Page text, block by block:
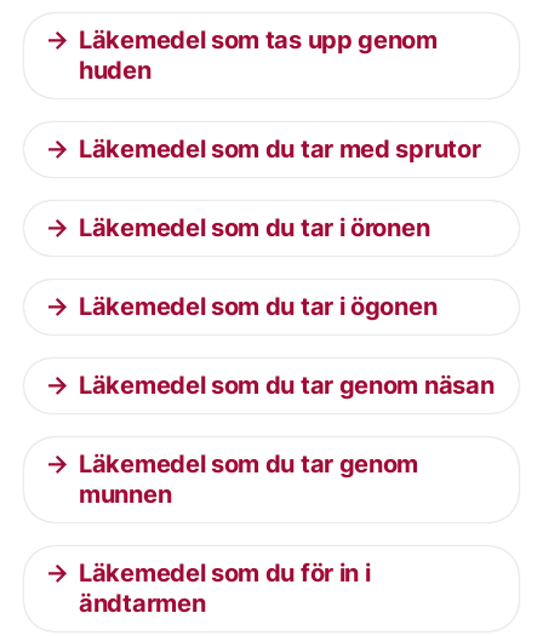
Läkemedel som tas upp genom
huden
Läkemedel som du tar med sprutor
Läkemedel som du tar i öronen
Läkemedel som du tar i ögonen
Läkemedel som du tar genom näsan
Läkemedel som du tar genom
munnen
Läkemedel som du för in i
ändtarmen